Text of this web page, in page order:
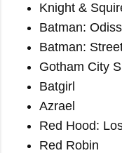
Knight &
Batman:
Batman:
Gotham City
Batgirl
Azrael
Red Hood:
Red Robin